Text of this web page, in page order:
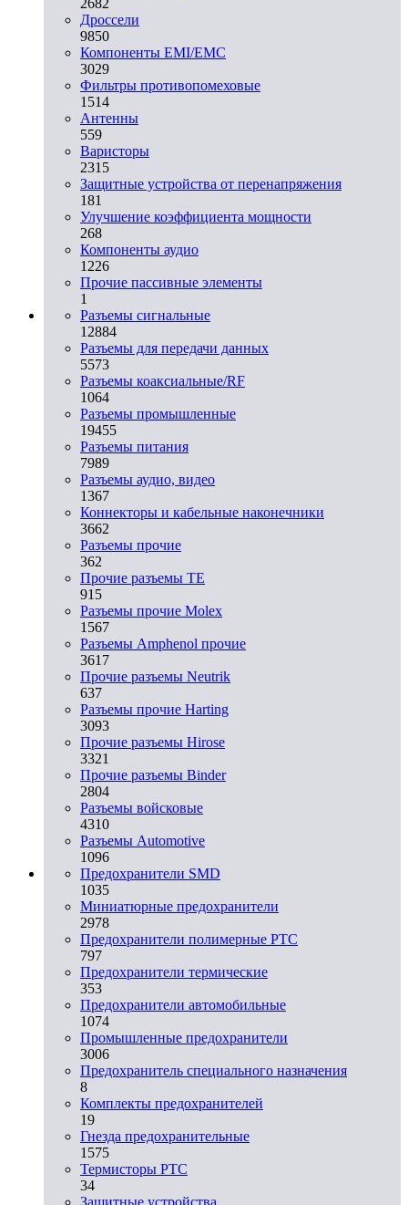
2682
Дроссели
9850
Компоненты EMI/EMC
3029
Фильтры противопомеховые
1514
Антенны
559
Варисторы
2315
Защитные устройства от перенапряжения
181
Улучшение коэффициента мощности
268
Компоненты аудио
1226
Прочие пассивные элементы
1
Разъeмы сигнальные
12884
Разъeмы для передачи данных
5573
Разъeмы коаксиальные/RF
1064
Разъeмы промышленные
19455
Разъeмы питания
7989
Разъeмы аудио, видео
1367
Коннекторы и кабельные наконечники
3662
Разъeмы прочие
362
Прочие разъемы TE
915
Разъемы прочие Molex
1567
Разъемы Amphenol прочие
3617
Прочие разъемы Neutrik
637
Разъемы прочие Harting
3093
Прочие разъемы Hirose
3321
Прочие разъемы Binder
2804
Разъемы войсковые
4310
Разъeмы Automotive
1096
Предохранители SMD
1035
Миниатюрные предохранители
2978
Предохранители полимерные PTC
797
Предохранители термические
353
Предохранители автомобильные
1074
Промышленные предохранители
3006
Предохранитель специального назначения
8
Комплекты предохранителей
19
Гнезда предохранительные
1575
Термисторы PTC
34